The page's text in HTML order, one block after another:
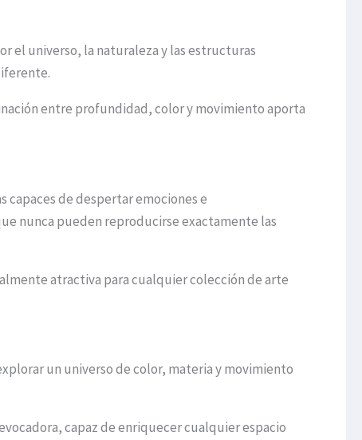
el universo, la naturaleza y las estructuras
entre profundidad, color y movimiento aporta
de despertar emociones e
nunca pueden reproducirse exactamente las
atractiva para cualquier colección de arte
un universo de color, materia y movimiento
capaz de enriquecer cualquier espacio